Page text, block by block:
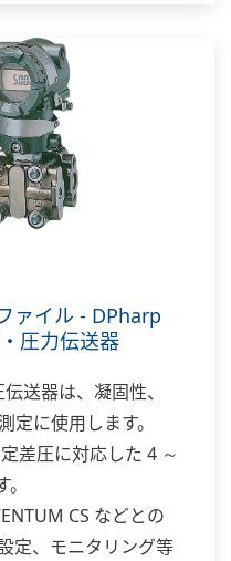
ァイル - DPharp
圧力伝送器
送器は、凝固性、
定に使用します。
差圧に対応した 4 ～
CS などとの
定、モニタリング等